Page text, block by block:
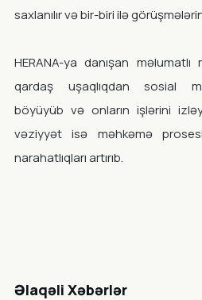
saxlanılır və bir-biri ilə
HERANA-ya danışan
qardaş uşaqlıqdan sosial
böyüyüb və onların işlərini
vəziyyət isə məhkəmə
narahatlıqları artırıb.
Əlaqəli Xəbərlər